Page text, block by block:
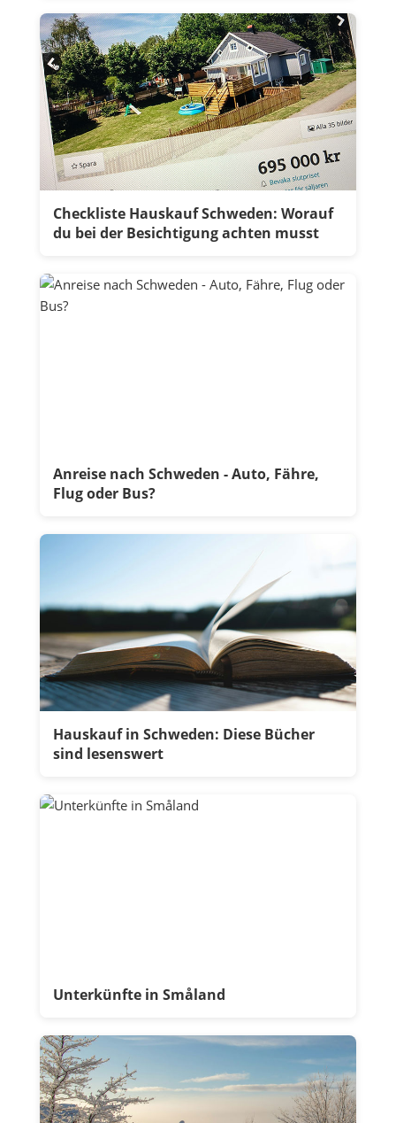
Checkliste Hauskauf Schweden: Worauf
du bei der Besichtigung achten musst
Anreise nach Schweden - Auto, Fähre,
Flug oder Bus?
Hauskauf in Schweden: Diese Bücher
sind lesenswert
Unterkünfte in Småland